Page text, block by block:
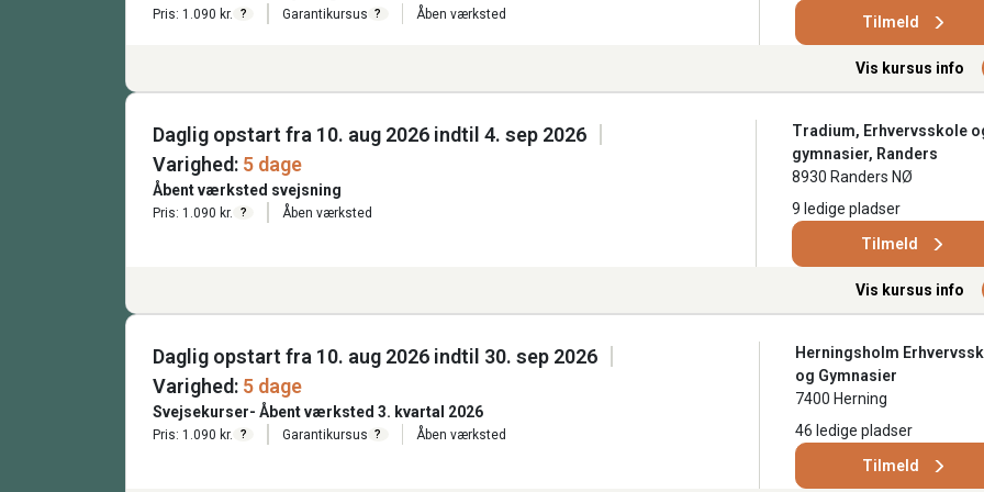
Pris: 1.090 kr. ? Garantikursus ? Åben værksted
Tilmeld
Vis kursus info
Daglig opstart fra 10. aug 2026 indtil 4. sep 2026
Varighed: 5 dage
Åbent værksted svejsning
Pris: 1.090 kr. ? Åben værksted
Tradium, Erhvervsskole
gymnasier, Randers
8930 Randers NØ
9 ledige pladser
Tilmeld
Vis kursus info
Daglig opstart fra 10. aug 2026 indtil 30. sep 2026
Varighed: 5 dage
Svejsekurser- Åbent værksted 3. kvartal 2026
Pris: 1.090 kr. ? Garantikursus ? Åben værksted
Herningsholm
og Gymnasier
7400 Herning
46 ledige pladser
Tilmeld